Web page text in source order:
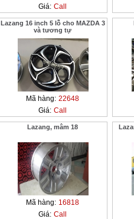
Giá: Call
Lazang 16 inch 5 lỗ cho MAZDA 3
và tương tự
Mã hàng: 22648
Giá: Call
Lazang, mâm 18
Mã hàng: 16818
Giá: Call